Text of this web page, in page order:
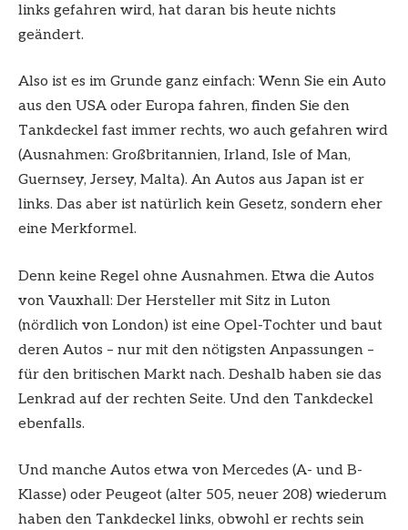
links gefahren wird, hat daran bis heute nichts
geändert.
Also ist es im Grunde ganz einfach: Wenn Sie ein Auto
aus den USA oder Europa fahren, finden Sie den
Tankdeckel fast immer rechts, wo auch gefahren wird
(Ausnahmen: Großbritannien, Irland, Isle of Man,
Guernsey, Jersey, Malta). An Autos aus Japan ist er
links. Das aber ist natürlich kein Gesetz, sondern eher
eine Merkformel.
Denn keine Regel ohne Ausnahmen. Etwa die Autos
von Vauxhall: Der Hersteller mit Sitz in Luton
(nördlich von London) ist eine Opel-Tochter und baut
deren Autos – nur mit den nötigsten Anpassungen –
für den britischen Markt nach. Deshalb haben sie das
Lenkrad auf der rechten Seite. Und den Tankdeckel
ebenfalls.
Und manche Autos etwa von Mercedes (A- und B-
Klasse) oder Peugeot (alter 505, neuer 208) wiederum
haben den Tankdeckel links, obwohl er rechts sein